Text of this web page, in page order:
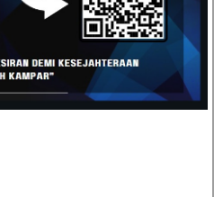
pelanggan kami.
Pentadbiran MD
31900 Kampar, Perak